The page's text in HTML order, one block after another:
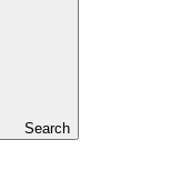
Search